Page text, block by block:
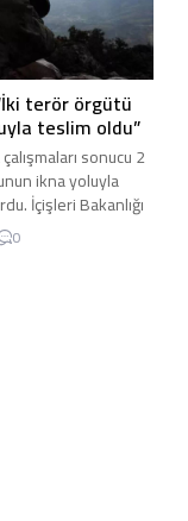
terör örgütü
teslim oldu”
sonucu 2
ikna yoluyla
İçişleri Bakanlığı
0